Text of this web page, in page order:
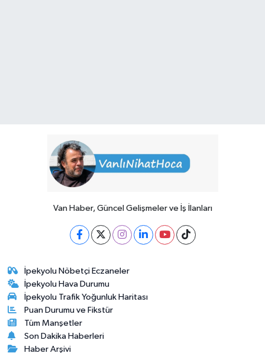
Van Haber, Güncel Gelişmeler ve İş İlanları
İpekyolu Nöbetçi Eczaneler
İpekyolu Hava Durumu
İpekyolu Trafik Yoğunluk Haritası
Puan Durumu ve Fikstür
Tüm Manşetler
Son Dakika Haberleri
Haber Arşivi